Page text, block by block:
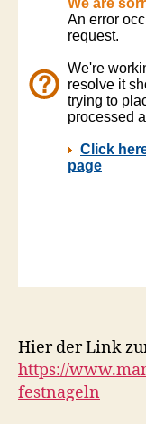
Hier der Link
https://
festnageln